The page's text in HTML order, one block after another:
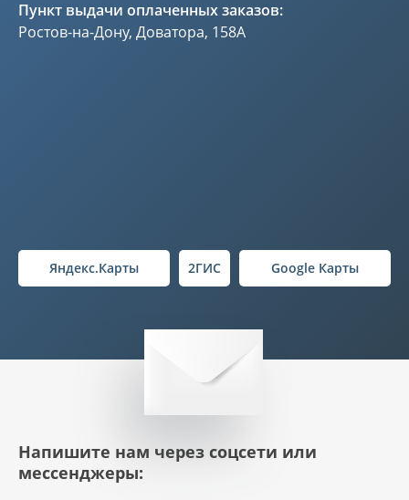
Пункт выдачи оплаченных заказов:
Ростов-на-Дону, Доватора, 158А
Яндекс.Карты 2ГИС Google Карты
Напишите нам через соцсети или
мессенджеры: